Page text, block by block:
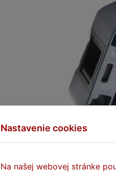
Nastavenie cookies
Na našej webovej stránke